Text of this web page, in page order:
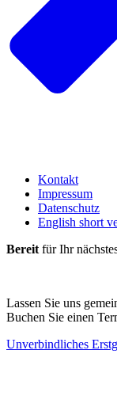
Kontakt
Impressum
Datenschutz
English short
Bereit für Ihr
Lassen Sie uns
Buchen Sie einen
Unverbindliches